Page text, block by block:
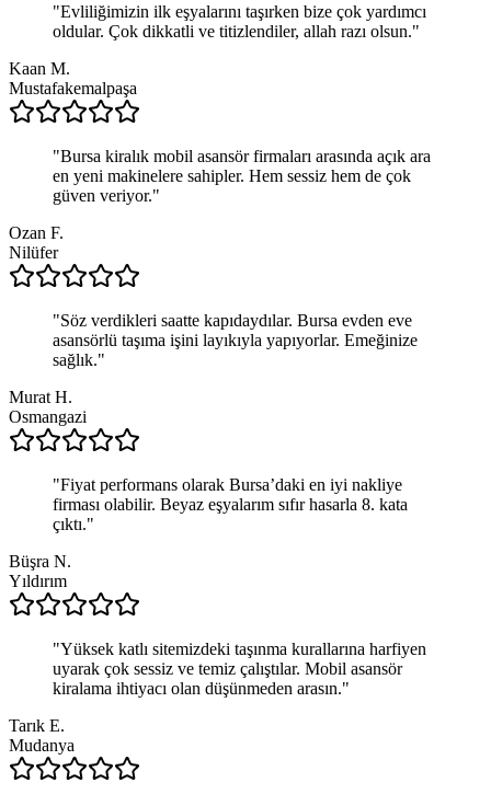
"Evliliğimizin ilk eşyalarını taşırken bize çok yardımcı
oldular. Çok dikkatli ve titizlendiler, allah razı olsun."
Kaan M.
Mustafakemalpaşa
"Bursa kiralık mobil asansör firmaları arasında açık ara
en yeni makinelere sahipler. Hem sessiz hem de çok
güven veriyor."
Ozan F.
Nilüfer
"Söz verdikleri saatte kapıdaydılar. Bursa evden eve
asansörlü taşıma işini layıkıyla yapıyorlar. Emeğinize
sağlık."
Murat H.
Osmangazi
"Fiyat performans olarak Bursa’daki en iyi nakliye
firması olabilir. Beyaz eşyalarım sıfır hasarla 8. kata
çıktı."
Büşra N.
Yıldırım
"Yüksek katlı sitemizdeki taşınma kurallarına harfiyen
uyarak çok sessiz ve temiz çalıştılar. Mobil asansör
kiralama ihtiyacı olan düşünmeden arasın."
Tarık E.
Mudanya